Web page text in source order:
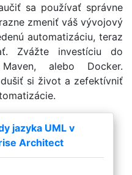
sa používať správne
zmeniť váš vývojový
automatizáciu, teraz
Zvážte investíciu do
alebo Docker.
si život a zefektívniť
jazyka UML v
Architect